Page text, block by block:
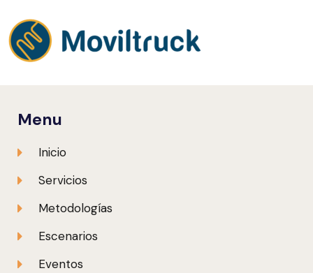
Menu
Inicio
Servicios
Metodologías
Escenarios
Eventos